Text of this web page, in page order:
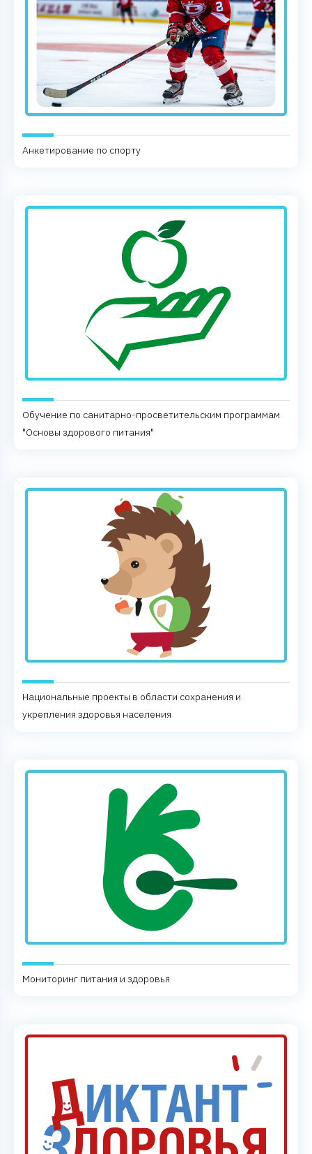
Анкетирование по спорту
Обучение по санитарно-просветительским программам
"Основы здорового питания"
Национальные проекты в области сохранения и
укрепления здоровья населения
Мониторинг питания и здоровья